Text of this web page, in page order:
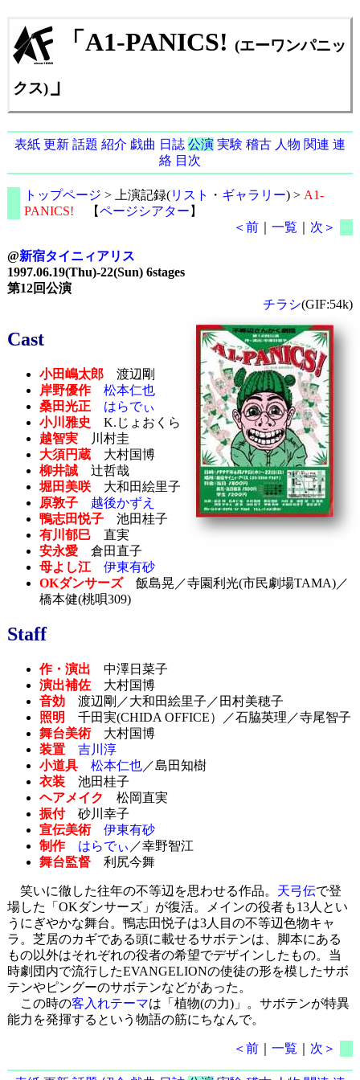
「A1-PANICS! (エーワンパニッ
クス)」
表紙 更新 話題 紹介 戯曲 日誌 公演 実験 稽古 人物 関連 連
絡 目次
トップページ > 上演記録(リスト ・ ギャラリー) > A1-
PANICS! 【ページシアター 】
＜前 ｜一覧 次＞
@新宿タイニィアリス
1997.06.19(Thu)-22(Sun) 6stages
第12回公演
チラシ(GIF:54k)
Cast
小田嶋太郎渡辺剛
岸野優作
松本仁也
桑田光正
はらでぃ
小川雅史
K.じょおくら
越智実川村圭
大須円蔵大村国博
柳井誠辻哲哉
堀田美咲大和田絵里子
原敦子
越後かずえ
鴨志田悦子池田桂子
有川郁巳直実
安永愛倉田直子
母よし江
伊東有砂
OKダンサーズ飯島晃／寺園利光(市民劇場TAMA)／
橋本健(桃唄309)
Staff
作・演出 中澤日菜子
演出補佐大村国博
音効渡辺剛／大和田絵里子／田村美穂子
照明
千田実(CHIDA OFFICE）／石脇英理／寺尾智子
舞台美術大村国博
装置
吉川淳
小道具
松本仁也／島田知樹
衣装池田桂子
ヘアメイク
松岡直実
振付砂川幸子
宣伝美術
伊東有砂
制作
はらでぃ ／幸野智江
舞台監督利尻今舞
笑いに徹した往年の不等辺を思わせる作品。 天弓伝で登
場した「OKダンサーズ」が復活。メインの役者も13人とい
うにぎやかな舞台。鴨志田悦子は3人目の不等辺色物キャ
ラ。芝居のカギである頭に載せるサボテンは、脚本にある
もの以外はそれぞれの役者の希望でデザインしたもの。当
時劇団内で流行したEVANGELIONの使徒の形を模したサボ
テンやピングーのサボテンなどがあった。
この時の客入れテーマは「植物(の力)」。サボテンが特異
能力を発揮するという物語の筋にちなんで。
＜前 ｜一覧 次＞